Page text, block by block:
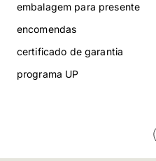
embalagem para presente
encomendas
certificado de garantia
programa UP